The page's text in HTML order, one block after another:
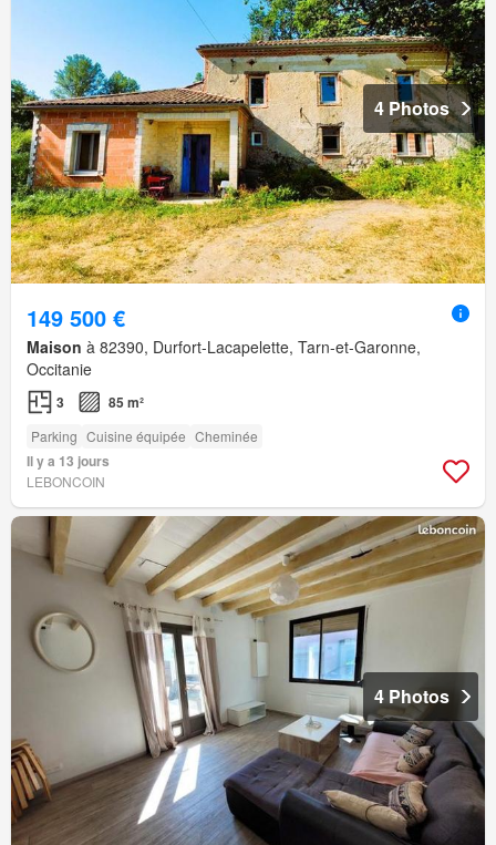
4 Photos
149 500 €
Maison à 82390, Durfort-Lacapelette, Tarn-et-Garonne,
Occitanie
3 85 m²
Parking Cuisine équipée Cheminée
Il y a 13 jours
LEBONCOIN
4 Photos